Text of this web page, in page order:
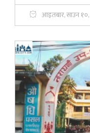
आइतबार, साउन